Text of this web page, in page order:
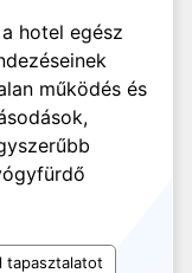
hotel egész
működés és
tapasztalatot